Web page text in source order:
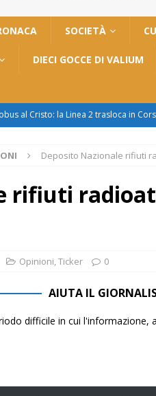
SOCIETÀ
DIECI GOCCE DI VALIUM
al Cristo: la Linea 2 trasloca in
da Torino al Pam di
il sindaco esplode:
Deposito Nazionale rifiuti
rifiuti
Opinioni,Ticker 0
AIUTA IL
difficile in cui